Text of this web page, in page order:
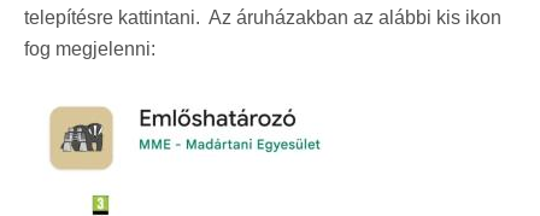
telepítésre kattintani. Az áruházakban az alábbi kis ikon
fog megjelenni: